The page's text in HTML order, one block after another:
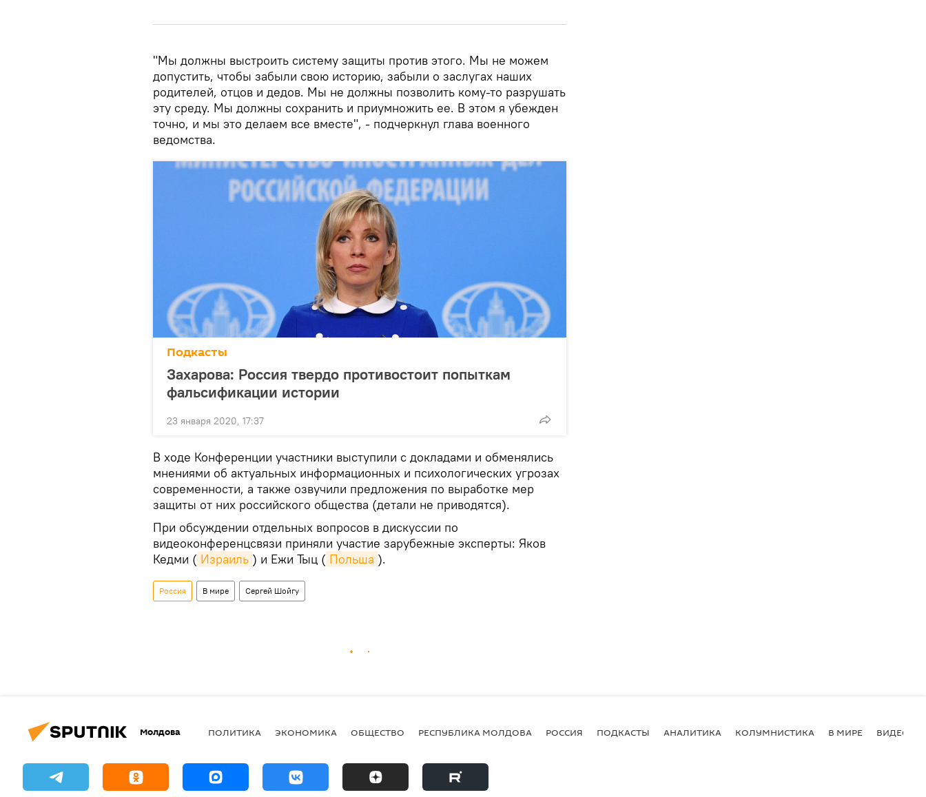
"Мы должны выстроить систему защиты против этого. Мы не можем
допустить, чтобы забыли свою историю, забыли о заслугах наших
родителей, отцов и дедов. Мы не должны позволить кому-то разрушать
эту среду. Мы должны сохранить и приумножить ее. В этом я убежден
точно, и мы это делаем все вместе", - подчеркнул глава военного
ведомства.
Подкасты
Захарова: Россия твердо противостоит попыткам
фальсификации истории
23 января 2020, 17:37
В ходе Конференции участники выступили с докладами и обменялись
мнениями об актуальных информационных и психологических угрозах
современности, а также озвучили предложения по выработке мер
защиты от них российского общества (детали не приводятся).
При обсуждении отдельных вопросов в дискуссии по
видеоконференцсвязи приняли участие зарубежные эксперты: Яков
Кедми ( Израиль ) и Ежи Тыц ( Польша ).
Россия В мире Сергей Шойгу
Молдова ПОЛИТИКА ЭКОНОМИКА ОБЩЕСТВО РЕСПУБЛИКА МОЛДОВА РОССИЯ ПОДКАСТЫ АНАЛИТИКА КОЛУМНИСТИКА В МИРЕ ВИДЕО